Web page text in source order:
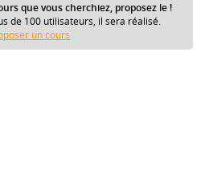
que vous cherchiez, proposez le !
de 100 utilisateurs, il sera réalisé.
un cours